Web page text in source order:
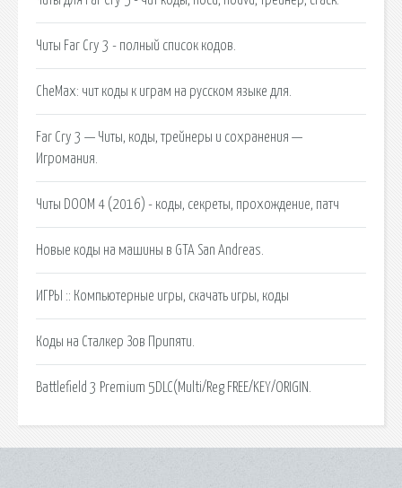
Читы Far Cry 3 - полный список кодов.
CheMax: чит коды к играм на русском языке для.
Far Cry 3 — Читы, коды, трейнеры и сохранения —
Игромания.
Читы DOOM 4 (2016) - коды, секреты, прохождение, патч
Новые коды на машины в GTA San Andreas.
ИГРЫ :: Компьютерные игры, скачать игры, коды
Коды на Сталкер Зов Припяти.
Battlefield 3 Premium 5DLC(Multi/Reg FREE/KEY/ORIGIN.